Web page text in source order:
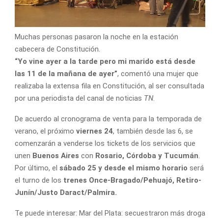
Muchas personas pasaron la noche en la estación
cabecera de Constitución.
“Yo vine ayer a la tarde pero mi marido está desde
las 11 de la mañana de ayer”, comentó una mujer que
realizaba la extensa fila en Constitución, al ser consultada
por una periodista del canal de noticias TN.
De acuerdo al cronograma de venta para la temporada de
verano, el próximo viernes 24, también desde las 6, se
comenzarán a venderse los tickets de los servicios que
unen Buenos Aires con Rosario, Córdoba y Tucumán.
Por último, el sábado 25 y desde el mismo horario será
el turno de los trenes Once-Bragado/Pehuajó, Retiro-
Junín/Justo Daract/Palmira.
Te puede interesar: Mar del Plata: secuestraron más droga